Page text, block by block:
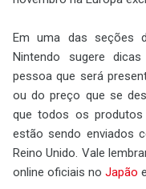
Em uma das seções
Nintendo sugere
pessoa que será
ou do preço que se
que todos os
estão sendo enviados
Reino Unido. Vale
online oficiais no Japão